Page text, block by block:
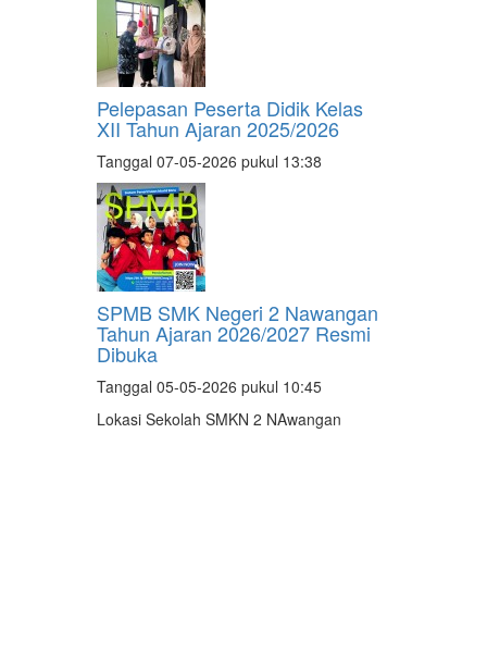
Pelepasan Peserta Didik Kelas
XII Tahun Ajaran 2025/2026
Tanggal 07-05-2026 pukul 13:38
SPMB SMK Negeri 2 Nawangan
Tahun Ajaran 2026/2027 Resmi
Dibuka
Tanggal 05-05-2026 pukul 10:45
Lokasi Sekolah SMKN 2 NAwangan